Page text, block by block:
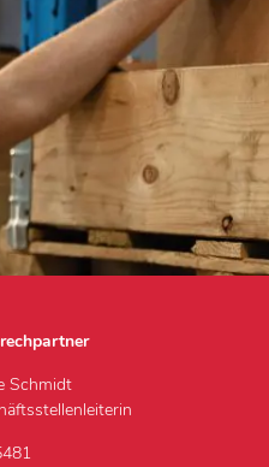
Schmidt